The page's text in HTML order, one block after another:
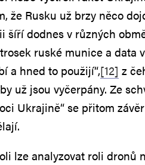
že Rusku už brzy něco
šíří dodnes v různých
ruské munice a data
a hned to použijí“,[12] z
už jsou vyčerpány. Ze
Ukrajině“ se přitom
lze analyzovat roli dronů